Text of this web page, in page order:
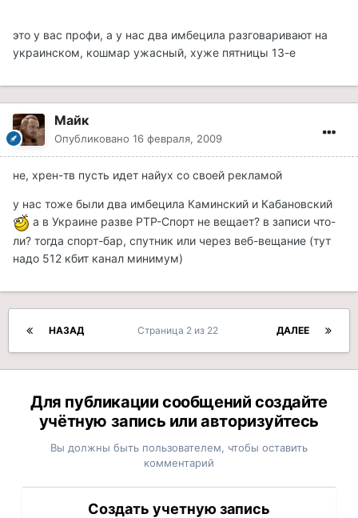
это у вас профи, а у нас два имбецила разговаривают на
украинском, кошмар ужасный, хуже пятницы 13-е
Майк
Опубликовано 16 февраля, 2009
не, хрен-тв пусть идет найух со своей рекламой
у нас тоже были два имбецила Каминский и Кабановский
а в Украине разве РТР-Спорт не вещает? в записи что-
ли? тогда спорт-бар, спутник или через веб-вещание (тут
надо 512 кбит канал минимум)
НАЗАД ДАЛЕЕ
Страница 2 из 22
Для публикации сообщений создайте
учётную запись или авторизуйтесь
Вы должны быть пользователем, чтобы оставить
комментарий
Создать учетную запись